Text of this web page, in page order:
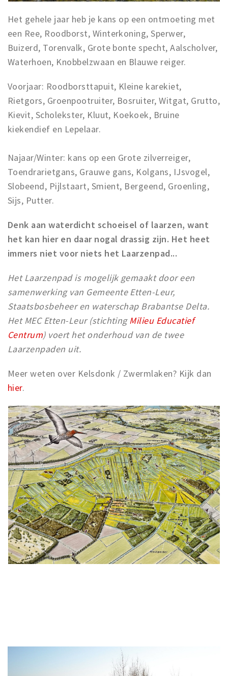
Het gehele jaar heb je kans op een ontmoeting met
een Ree, Roodborst, Winterkoning, Sperwer,
Buizerd, Torenvalk, Grote bonte specht, Aalscholver,
Waterhoen, Knobbelzwaan en Blauwe reiger.
Voorjaar: Roodborsttapuit, Kleine karekiet,
Rietgors, Groenpootruiter, Bosruiter, Witgat, Grutto,
Kievit, Scholekster, Kluut, Koekoek, Bruine
kiekendief en Lepelaar.
Najaar/Winter: kans op een Grote zilverreiger,
Toendrarietgans, Grauwe gans, Kolgans, IJsvogel,
Slobeend, Pijlstaart, Smient, Bergeend, Groenling,
Sijs, Putter.
Denk aan waterdicht schoeisel of laarzen, want
het kan hier en daar nogal drassig zijn. Het heet
immers niet voor niets het Laarzenpad...
Het Laarzenpad is mogelijk gemaakt door een
samenwerking van Gemeente Etten-Leur,
Staatsbosbeheer en waterschap Brabantse Delta.
Het MEC Etten-Leur (stichting Milieu Educatief
Centrum) voert het onderhoud van de twee
Laarzenpaden uit.
Meer weten over Kelsdonk / Zwermlaken? Kijk dan
hier.